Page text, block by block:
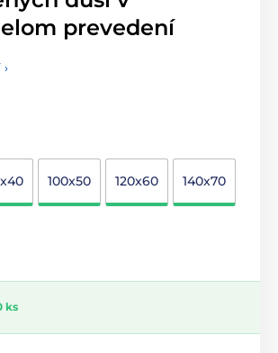
prevedení
100x50 120x60 140x70
ks